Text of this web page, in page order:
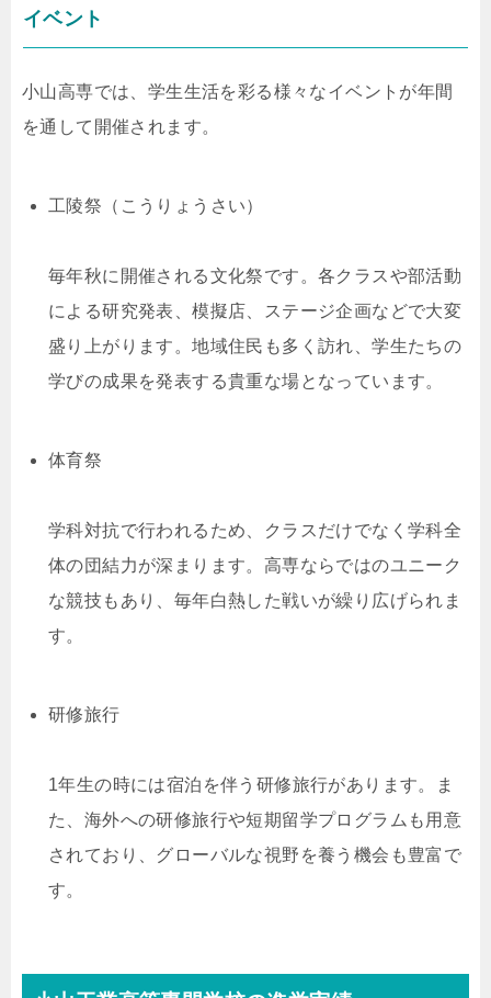
イベント
小山高専では、学生生活を彩る様々なイベントが年間
を通して開催されます。
工陵祭（こうりょうさい）
毎年秋に開催される文化祭です。各クラスや部活動
による研究発表、模擬店、ステージ企画などで大変
盛り上がります。地域住民も多く訪れ、学生たちの
学びの成果を発表する貴重な場となっています。
体育祭
学科対抗で行われるため、クラスだけでなく学科全
体の団結力が深まります。高専ならではのユニーク
な競技もあり、毎年白熱した戦いが繰り広げられま
す。
研修旅行
1年生の時には宿泊を伴う研修旅行があります。ま
た、海外への研修旅行や短期留学プログラムも用意
されており、グローバルな視野を養う機会も豊富で
す。